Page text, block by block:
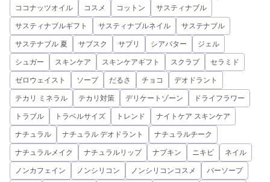
ココナッツオイル コスメ コットン サスティナブル
サスティナブルギフト サスティナブルネイル サステナブル
サステナブル 夏 サブスク サプリ シアバター ジェル
シュガー スキンケア スキンケアギフト スクラブ セラミド
ゼロウェイスト ソープ だるさ チョコ デオドラント
テカリ ミネラル テカリ対策 デリケートゾーン ドライフラワー
トラブル トラベルサイズ トレンド ナイトケア スキンケア
ナチュラル ナチュラル デオドラント ナチュラルチーク
ナチュラルメイク ナチュラルリップ ナプキン ニキビ ネイル
ノンカフェイン ノンシリコン ノンシリコンコスメ バーソープ